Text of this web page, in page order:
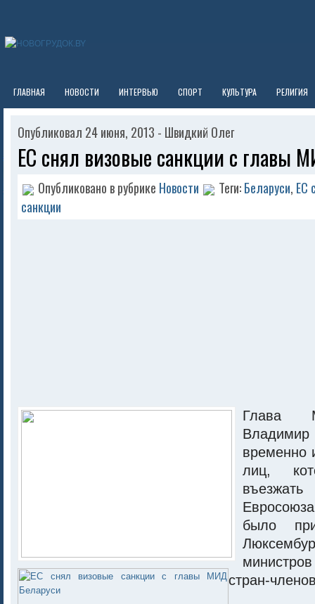
ГЛАВНАЯ НОВОСТИ ИНТЕРВЬЮ СПОРТ КУЛЬТУРА РЕЛИГИЯ
Опубликовал 24 июня, 2013 - Швидкий Олег
ЕС снял визовые санкции с главы
Опубликовано в рубрике Новости Теги:Беларуси, ЕС
санкции
Глава
временно
лиц,
было
стран-